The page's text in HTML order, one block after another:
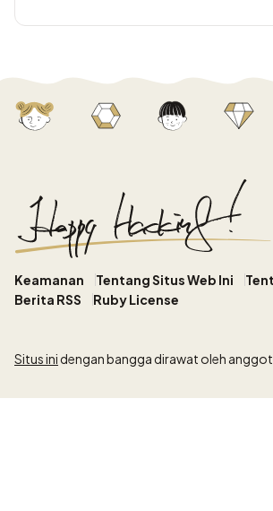
Keamanan Tentang Situs Web Ini
Berita RSS
Ruby License
Situs inidengan bangga dirawat oleh